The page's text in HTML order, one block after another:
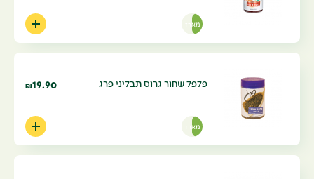
מארז
פלפל שחור גרוס תבליני פרג ₪19.90
מארז